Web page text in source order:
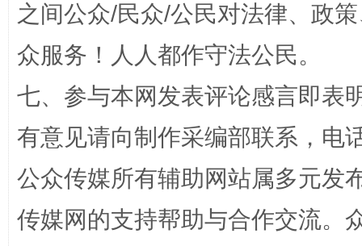
“蜀中异人”王建安的艺术幻境
之间公众/民众/公民对法律、政
众服务！人人都作守法公民。
七、参与本网发表评论感言即表
有意见请向制作采编部联系，电
公众传媒所有辅助网站属多元发
传媒网的支持帮助与合作交流。